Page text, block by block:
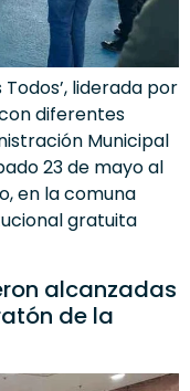
liderada por
diferentes
Municipal
23 de mayo al
en la comuna
gratuita
alcanzadas
de la